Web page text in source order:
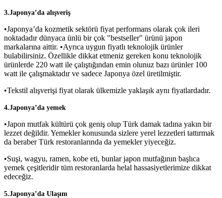
3.Japonya’da alışveriş
•Japonya’da kozmetik sektörü fiyat performans olarak çok ileri
noktadadır dünyaca ünlü bir çok "bestseller" ürünü japon
markalarına aittir. •Ayrıca uygun fiyatlı teknolojik ürünler
bulabilirsiniz. Özellikle dikkat etmeniz gereken konu teknolojik
ürünlerde 220 watt ile çalıştığından emin olunuz bazı ürünler 100
watt ile çalışmaktadır ve sadece Japonya özel üretilmiştir.
•Tekstil alışverişi fiyat olarak ülkemizle yaklaşık aynı fiyatlardadır.
4.Japonya’da yemek
•Japon mutfak kültürü çok geniş olup Türk damak tadına yakın bir
lezzet değildir. Yemekler konusunda sizlere yerel lezzetleri tattırmak
da beraber Türk restoranlarında da yemekler yiyeceğiz.
•Suşi, wagyu, ramen, kobe eti, bunlar japon mutfağının başlıca
yemek çeşitleridir tüm restoranlarda helal hassasiyetlerimize dikkat
edeceğiz.
5.Japonya’da Ulaşım